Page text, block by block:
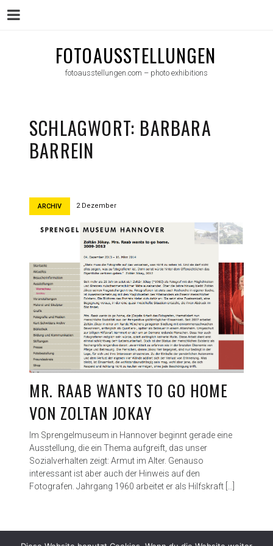
FOTOAUSSTELLUNGEN
fotoausstellungen.com – photo exhibitions
SCHLAGWORT: BARBARA
BARREIN
ARCHIV 2 Dezember
MR. RAAB WANTS TO GO HOME
VON ZOLTAN JOKAY
Im Sprengelmuseum in Hannover beginnt gerade eine
Ausstellung, die ein Thema aufgreift, das unser
Sozialverhalten zeigt: Armut im Alter. Genauso
interessant ist aber auch der Hinweis auf den
Fotografen. Jahrgang 1960 arbeitet er als Hilfskraft […]
Menu